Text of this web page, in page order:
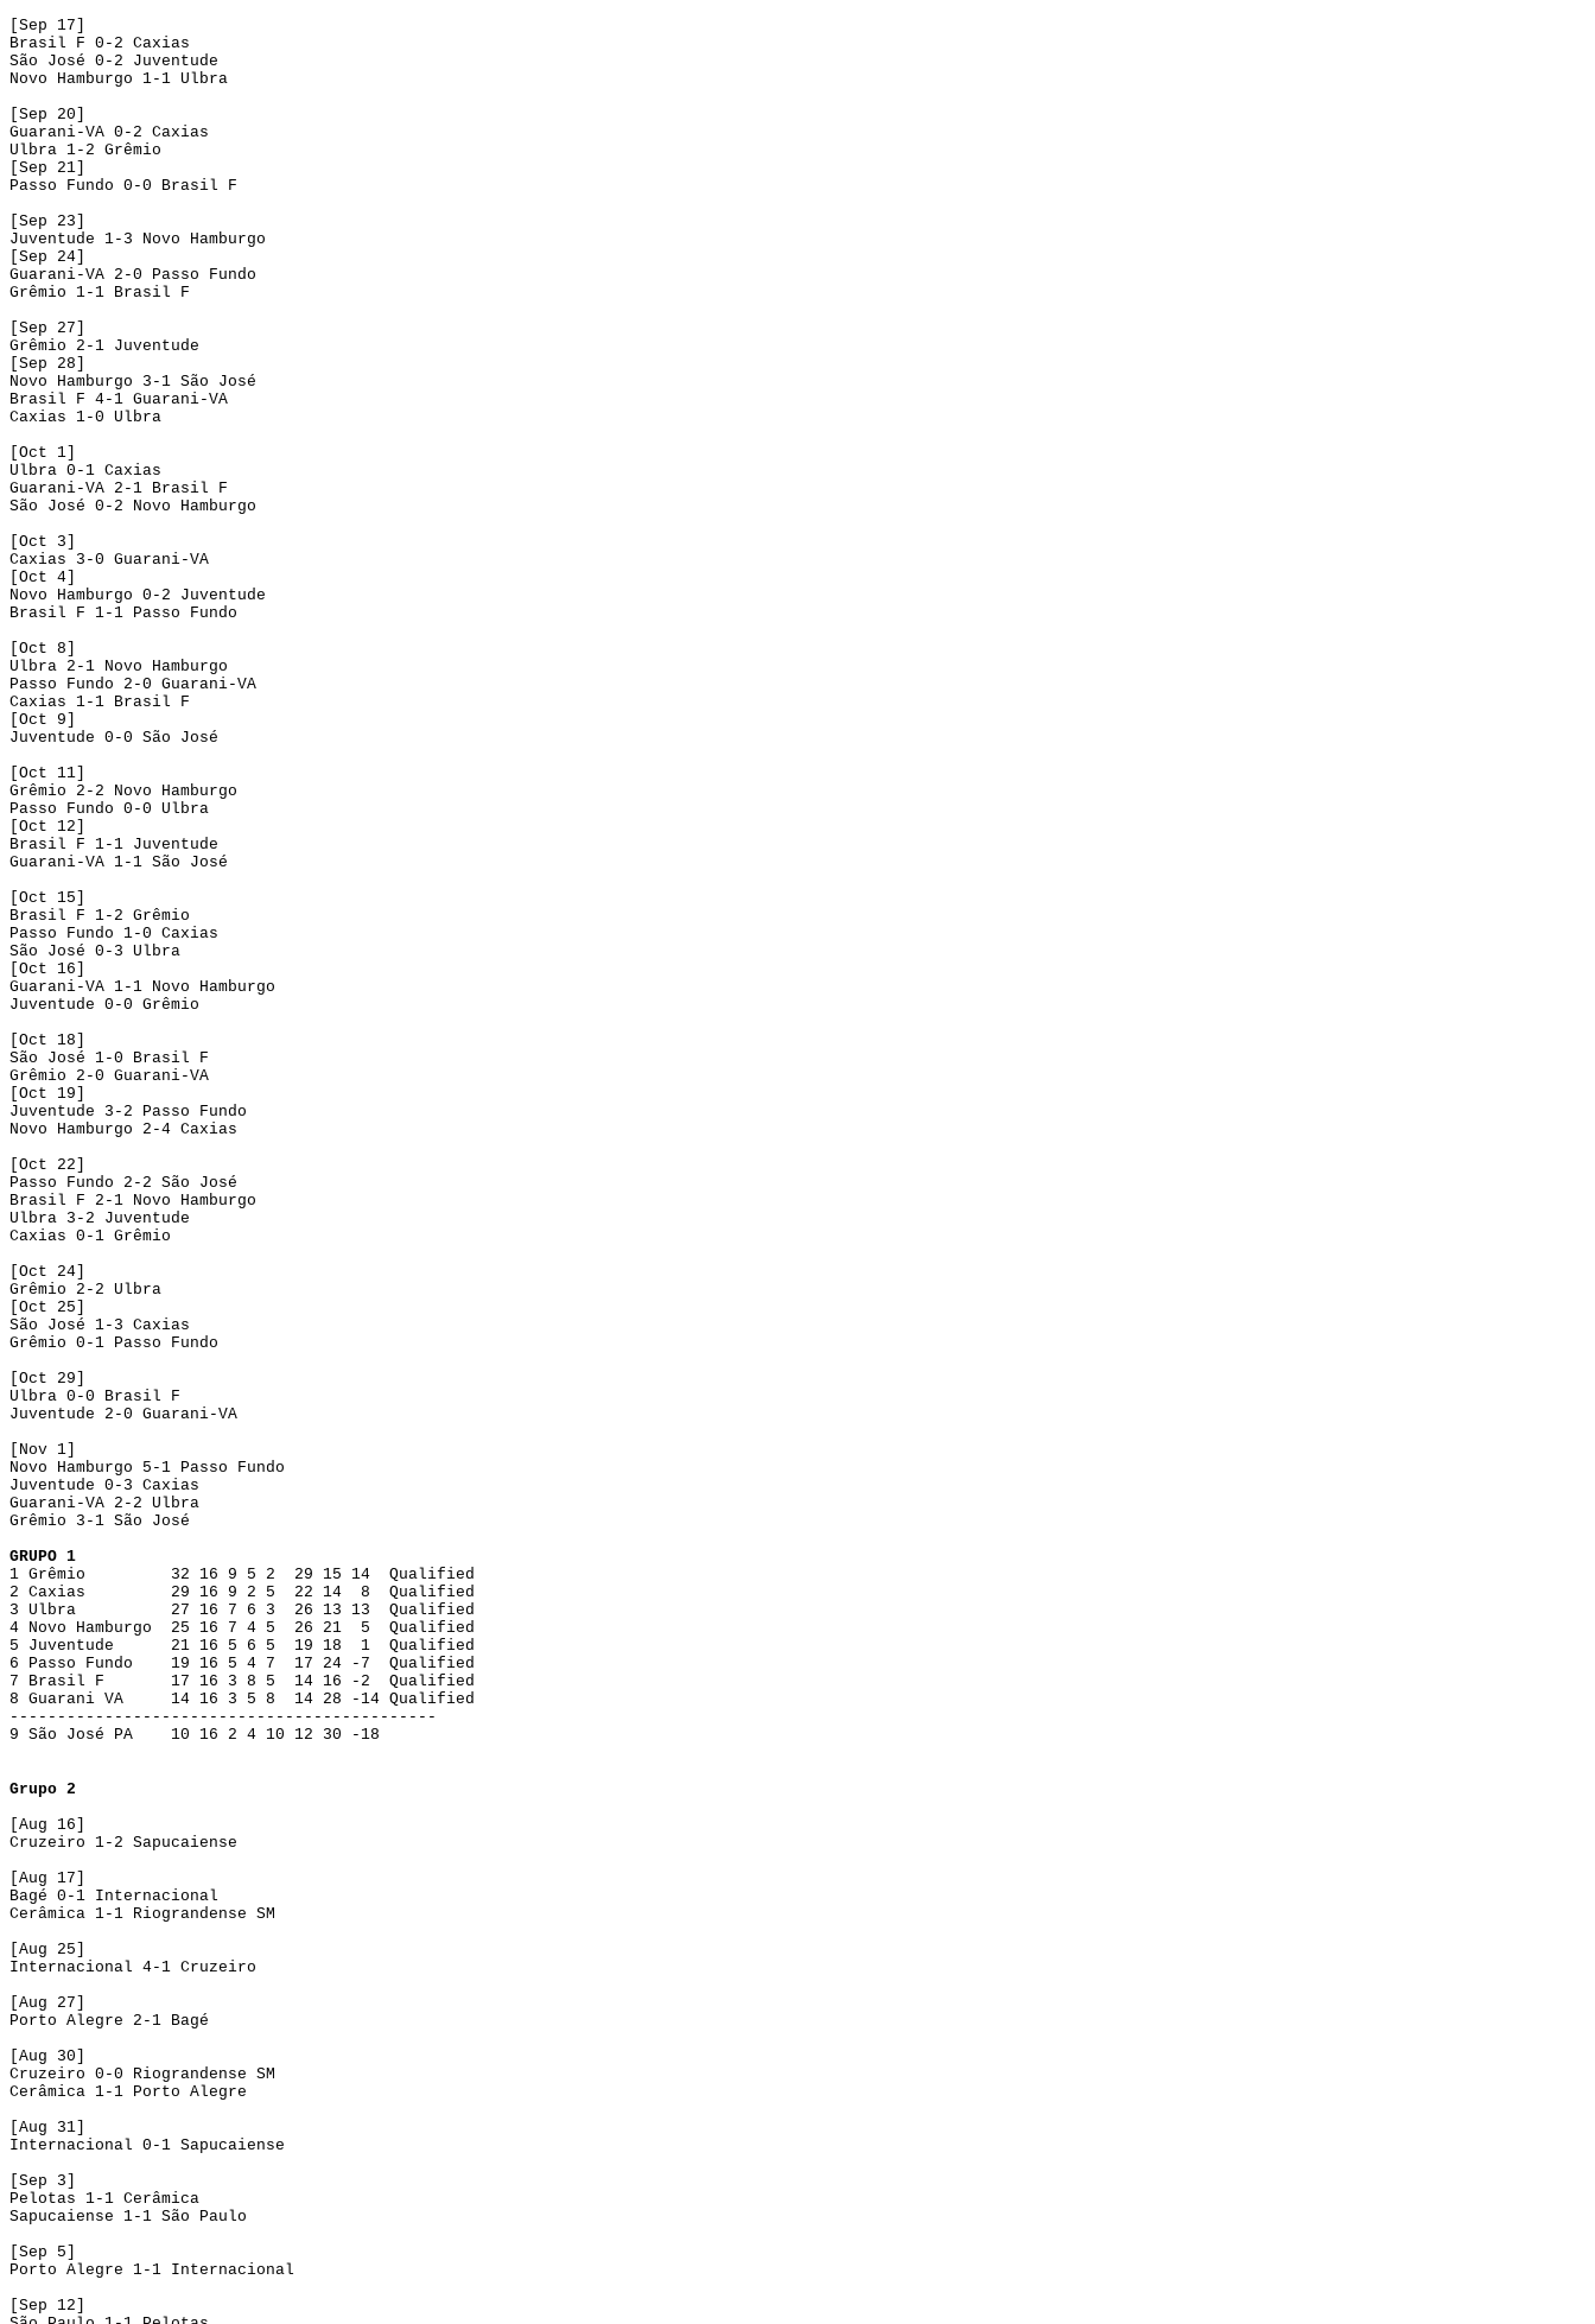
[Sep 17]
Brasil F 0-2 Caxias
São José 0-2 Juventude
Novo Hamburgo 1-1 Ulbra
[Sep 20]
Guarani-VA 0-2 Caxias
Ulbra 1-2 Grêmio
[Sep 21]
Passo Fundo 0-0 Brasil F
[Sep 23]
Juventude 1-3 Novo Hamburgo
[Sep 24]
Guarani-VA 2-0 Passo Fundo
Grêmio 1-1 Brasil F
[Sep 27]
Grêmio 2-1 Juventude
[Sep 28]
Novo Hamburgo 3-1 São José
Brasil F 4-1 Guarani-VA
Caxias 1-0 Ulbra
[Oct 1]
Ulbra 0-1 Caxias
Guarani-VA 2-1 Brasil F
São José 0-2 Novo Hamburgo
[Oct 3]
Caxias 3-0 Guarani-VA
[Oct 4]
Novo Hamburgo 0-2 Juventude
Brasil F 1-1 Passo Fundo
[Oct 8]
Ulbra 2-1 Novo Hamburgo
Passo Fundo 2-0 Guarani-VA
Caxias 1-1 Brasil F
[Oct 9]
Juventude 0-0 São José
[Oct 11]
Grêmio 2-2 Novo Hamburgo
Passo Fundo 0-0 Ulbra
[Oct 12]
Brasil F 1-1 Juventude
Guarani-VA 1-1 São José
[Oct 15]
Brasil F 1-2 Grêmio
Passo Fundo 1-0 Caxias
São José 0-3 Ulbra
[Oct 16]
Guarani-VA 1-1 Novo Hamburgo
Juventude 0-0 Grêmio
[Oct 18]
São José 1-0 Brasil F
Grêmio 2-0 Guarani-VA
[Oct 19]
Juventude 3-2 Passo Fundo
Novo Hamburgo 2-4 Caxias
[Oct 22]
Passo Fundo 2-2 São José
Brasil F 2-1 Novo Hamburgo
Ulbra 3-2 Juventude
Caxias 0-1 Grêmio
[Oct 24]
Grêmio 2-2 Ulbra
[Oct 25]
São José 1-3 Caxias
Grêmio 0-1 Passo Fundo
[Oct 29]
Ulbra 0-0 Brasil F
Juventude 2-0 Guarani-VA
[Nov 1]
Novo Hamburgo 5-1 Passo Fundo
Juventude 0-3 Caxias
Guarani-VA 2-2 Ulbra
Grêmio 3-1 São José
GRUPO 1
1 Grêmio 32 16 9 5 2 29 15 14 Qualified
2 Caxias 29 16 9 2 5 22 14 8 Qualified
3 Ulbra 27 16 7 6 3 26 13 13 Qualified
4 Novo Hamburgo 25 16 7 4 5 26 21 5 Qualified
5 Juventude 21 16 5 6 5 19 18 1 Qualified
6 Passo Fundo 19 16 5 4 7 17 24 -7 Qualified
7 Brasil F 17 16 3 8 5 14 16 -2 Qualified
8 Guarani VA 14 16 3 5 8 14 28 -14 Qualified
---------------------------------------------
9 São José PA 10 16 2 4 10 12 30 -18
Grupo 2
[Aug 16]
Cruzeiro 1-2 Sapucaiense
[Aug 17]
Bagé 0-1 Internacional
Cerâmica 1-1 Riograndense SM
[Aug 25]
Internacional 4-1 Cruzeiro
[Aug 27]
Porto Alegre 2-1 Bagé
[Aug 30]
Cruzeiro 0-0 Riograndense SM
Cerâmica 1-1 Porto Alegre
[Aug 31]
Internacional 0-1 Sapucaiense
[Sep 3]
Pelotas 1-1 Cerâmica
Sapucaiense 1-1 São Paulo
[Sep 5]
Porto Alegre 1-1 Internacional
[Sep 12]